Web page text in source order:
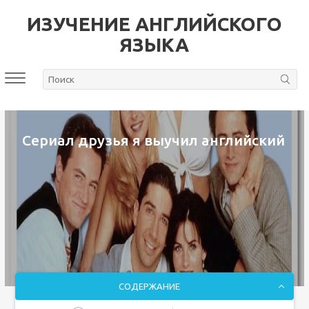
ИЗУЧЕНИЕ АНГЛИЙСКОГО
ЯЗЫКА
Сериал друзья я выучил английский
СОДЕРЖАНИЕ